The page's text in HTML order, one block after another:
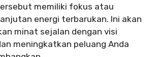
memiliki fokus atau
energi terbarukan. Ini akan
minat sejalan dengan visi
meningkatkan peluang Anda